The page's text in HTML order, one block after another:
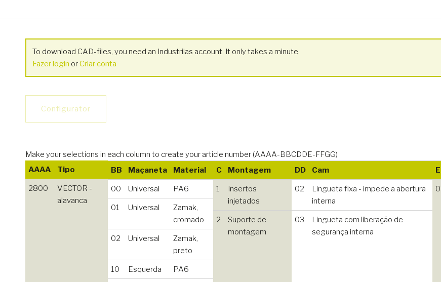
To download CAD-files, you need an Industrilas account. It only takes a minute.
Fazer login orCriar conta
Configurator
Make your selections in each column to create your article number (AAAA-BBCDDE-FFGG)
AAAA
Tipo
2800
VECTOR -
alavanca
BB Maçaneta Material
00 Universal PA6
01 Universal
Zamak,
cromado
02 Universal
Zamak,
preto
10 Esquerda PA6
C Montagem
1
Insertos
injetados
2
Suporte de
montagem
DD Cam
02
Lingueta fixa - impede a abertura
interna
03
Lingueta com liberação de
segurança interna
E
0